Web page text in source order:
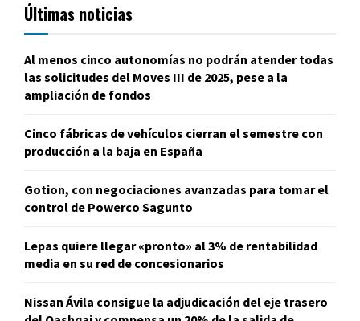
Últimas noticias
Al menos cinco autonomías no podrán atender todas
las solicitudes del Moves III de 2025, pese a la
ampliación de fondos
Cinco fábricas de vehículos cierran el semestre con
producción a la baja en España
Gotion, con negociaciones avanzadas para tomar el
control de Powerco Sagunto
Lepas quiere llegar «pronto» al 3% de rentabilidad
media en su red de concesionarios
Nissan Ávila consigue la adjudicación del eje trasero